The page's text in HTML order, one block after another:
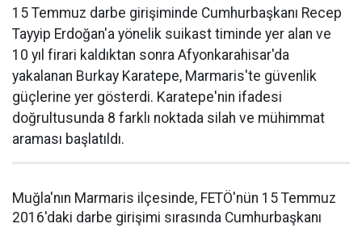
15 Temmuz darbe girişiminde Cumhurbaşkanı Recep
Tayyip Erdoğan'a yönelik suikast timinde yer alan ve
10 yıl firari kaldıktan sonra Afyonkarahisar'da
yakalanan Burkay Karatepe, Marmaris'te güvenlik
güçlerine yer gösterdi. Karatepe'nin ifadesi
doğrultusunda 8 farklı noktada silah ve mühimmat
araması başlatıldı.
Muğla'nın Marmaris ilçesinde, FETÖ'nün 15 Temmuz
2016'daki darbe girişimi sırasında Cumhurbaşkanı